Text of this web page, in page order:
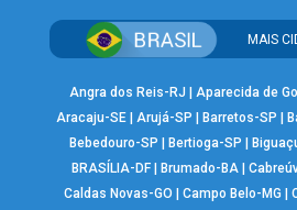
MAIS
Angra dos Reis-RJ Aparecida de
Aracaju-SE |Arujá-SP Barretos-SP
Bebedouro-SP
Bertioga-SP
BRASÍLIA-DF| Brumado-BA|
Caldas Novas-GO
|Campo Belo-MG |